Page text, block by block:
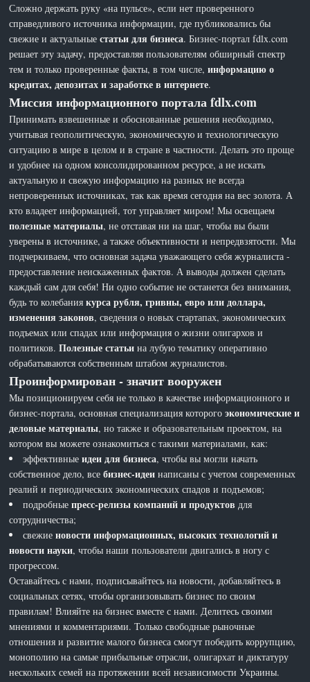
Сложно держать руку «на пульсе», если нет проверенного
справедливого источника информации, где публиковались бы
свежие и актуальныестатьи для бизнеса. Бизнес-портал fdlx.com
решает эту задачу, предоставляя пользователям обширный спектр
тем и только проверенные факты, в том числе,информацию о
кредитах, депозитах и заработке в интернете.
Миссия информационного портала fdlx.com
Принимать взвешенные и обоснованные решения необходимо,
учитывая геополитическую, экономическую и технологическую
ситуацию в мире в целом и в стране в частности. Делать это проще
и удобнее на одном консолидированном ресурсе, а не искать
актуальную и свежую информацию на разных не всегда
непроверенных источниках, так как время сегодня на вес золота. А
кто владеет информацией, тот управляет миром! Мы освещаем
полезные материалы, не отставая ни на шаг, чтобы вы были
уверены в источнике, а также объективности и непредвзятости. Мы
подчеркиваем, что основная задача уважающего себя журналиста -
предоставление неискаженных фактов. А выводы должен сделать
каждый сам для себя! Ни одно событие не останется без внимания,
будь то колебаниякурса рубля, гривны, евро или доллара,
изменения законов, сведения о новых стартапах, экономических
подъемах или спадах или информация о жизни олигархов и
политиков.Полезные статьи на лубую тематику оперативно
обрабатываются собственным штабом журналистов.
Проинформирован - значит вооружен
Мы позиционируем себя не только в качестве информационного и
бизнес-портала, основная специализация которогоэкономические и
деловые материалы, но также и образовательным проектом, на
котором вы можете ознакомиться с такими материалами, как:
эффективныеидеи для бизнеса, чтобы вы могли начать
собственное дело, всебизнес-идеи написаны с учетом современных
реалий и периодических экономических спадов и подъемов;
подробныепресс-релизы компаний и продуктов для
сотрудничества;
свежиеновости информационных, высоких технологий и
новости науки, чтобы наши пользователи двигались в ногу с
прогрессом.
Оставайтесь с нами, подписывайтесь на новости, добавляйтесь в
социальных сетях, чтобы организовывать бизнес по своим
правилам! Влияйте на бизнес вместе с нами. Делитесь своими
мнениями и комментариями. Только свободные рыночные
отношения и развитие малого бизнеса смогут победить коррупцию,
монополию на самые прибыльные отрасли, олигархат и диктатуру
нескольких семей на протяжении всей независимости Украины.